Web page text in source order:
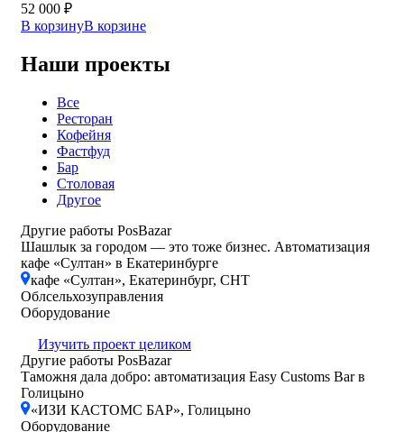
52 000 ₽
В корзинуВ корзине
Наши проекты
Все
Ресторан
Кофейня
Фастфуд
Бар
Столовая
Другое
Другие работы PosBazar
Шашлык за городом — это тоже бизнес. Автоматизация
кафе «Султан» в Екатеринбурге
кафе «Султан», Екатеринбург, СНТ
Облсельхозуправления
Оборудование
Изучить проект целиком
Другие работы PosBazar
Таможня дала добро: автоматизация Easy Customs Bar в
Голицыно
«ИЗИ КАСТОМС БАР», Голицыно
Оборудование